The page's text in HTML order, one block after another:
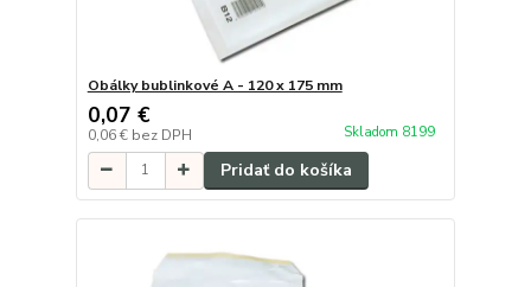
Obálky bublinkové A - 120 x 175 mm
0,07 €
0,06 € bez DPH Skladom 8199
Pridať do košíka